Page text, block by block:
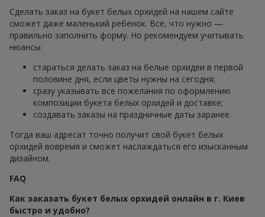
Сделать заказ на букет белых орхидей на нашем сайте
сможет даже маленький ребенок. Всё, что нужно —
правильно заполнить форму. Но рекомендуем учитывать
нюансы:
стараться делать заказ на белые орхидеи в первой
половине дня, если цветы нужны на сегодня;
сразу указывать все пожелания по оформлению
композиции букета белых орхидей и доставке;
создавать заказы на праздничные даты заранее.
Тогда ваш адресат точно получит свой букет белых
орхидей вовремя и сможет наслаждаться его изысканным
дизайном.
FAQ
Как заказать букет белых орхидей онлайн в г. Киев
быстро и удобно?